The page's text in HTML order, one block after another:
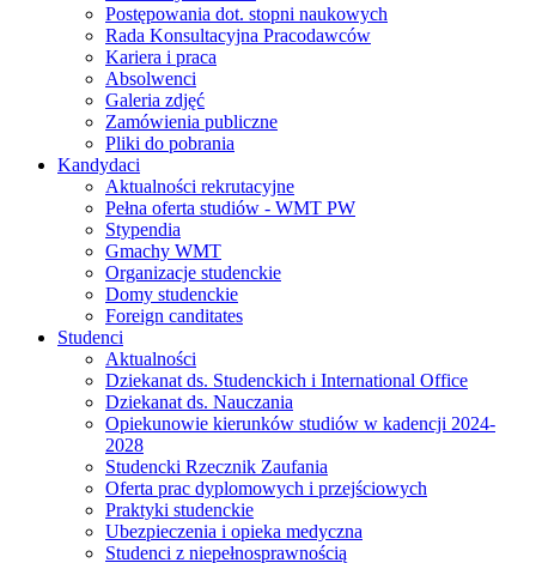
Postępowania dot. stopni naukowych
Rada Konsultacyjna Pracodawców
Kariera i praca
Absolwenci
Galeria zdjęć
Zamówienia publiczne
Pliki do pobrania
Kandydaci
Aktualności rekrutacyjne
Pełna oferta studiów - WMT PW
Stypendia
Gmachy WMT
Organizacje studenckie
Domy studenckie
Foreign canditates
Studenci
Aktualności
Dziekanat ds. Studenckich i International Office
Dziekanat ds. Nauczania
Opiekunowie kierunków studiów w kadencji 2024-
2028
Studencki Rzecznik Zaufania
Oferta prac dyplomowych i przejściowych
Praktyki studenckie
Ubezpieczenia i opieka medyczna
Studenci z niepełnosprawnością